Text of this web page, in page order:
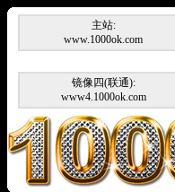
主站:
www.1000ok.com
镜像四(联通):
www4.1000ok.com